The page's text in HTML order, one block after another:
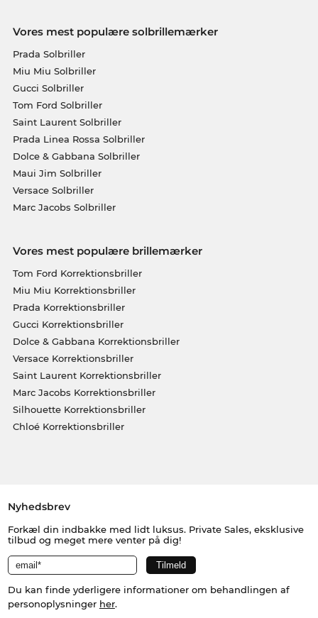
Vores mest populære solbrillemærker
Prada Solbriller
Miu Miu Solbriller
Gucci Solbriller
Tom Ford Solbriller
Saint Laurent Solbriller
Prada Linea Rossa Solbriller
Dolce & Gabbana Solbriller
Maui Jim Solbriller
Versace Solbriller
Marc Jacobs Solbriller
Vores mest populære brillemærker
Tom Ford Korrektionsbriller
Miu Miu Korrektionsbriller
Prada Korrektionsbriller
Gucci Korrektionsbriller
Dolce & Gabbana Korrektionsbriller
Versace Korrektionsbriller
Saint Laurent Korrektionsbriller
Marc Jacobs Korrektionsbriller
Silhouette Korrektionsbriller
Chloé Korrektionsbriller
Nyhedsbrev
Forkæl din indbakke med lidt luksus. Private Sales, eksklusive
tilbud og meget mere venter på dig!
Du kan finde yderligere informationer om behandlingen af
personoplysninger her.